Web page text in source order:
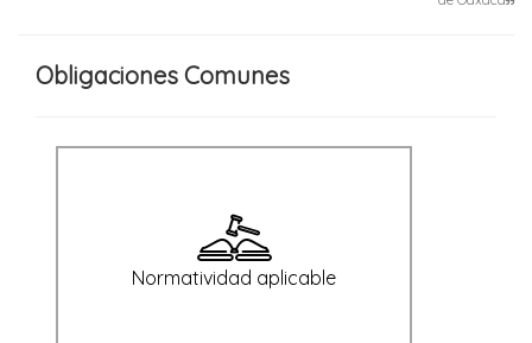
Obligaciones Comunes
Normatividad aplicable